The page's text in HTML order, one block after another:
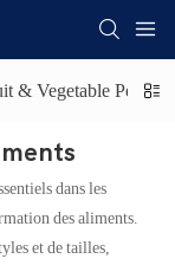
& Vegetable
dans les
des aliments.
et de tailles,